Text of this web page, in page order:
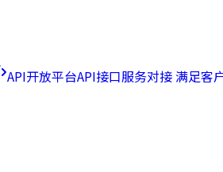
API开放平台API接口服务对接 满足客